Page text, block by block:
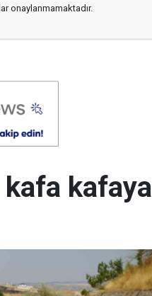
onaylanmamaktadır.
kafa kafaya